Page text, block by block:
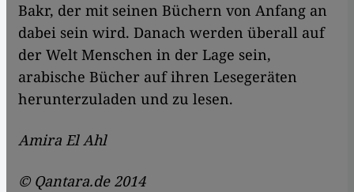
Bakr, der mit seinen Büchern von Anfang an
dabei sein wird. Danach werden überall auf
der Welt Menschen in der Lage sein,
arabische Bücher auf ihren Lesegeräten
herunterzuladen und zu lesen.
Amira El Ahl
© Qantara.de 2014